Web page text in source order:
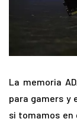
La memoria
para gamers y
si tomamos